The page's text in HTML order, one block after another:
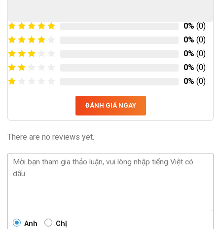
0% (0)
0% (0)
0% (0)
0% (0)
0% (0)
ĐÁNH GIÁ NGAY
There are no reviews yet.
Anh Chị